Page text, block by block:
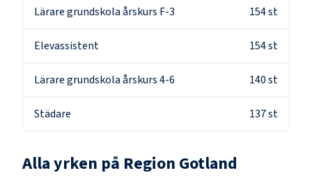
Lärare grundskola årskurs F-3 154st
Elevassistent 154st
Lärare grundskola årskurs 4-6 140st
Städare 137st
Alla yrken på Region Gotland